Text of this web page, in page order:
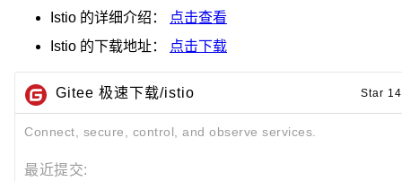
Istio 的详细介绍：
点击查看
Istio 的下载地址： 点击下载
Gitee 极速下载/istio Star
Connect, secure, control, and observe services.
最近提交: